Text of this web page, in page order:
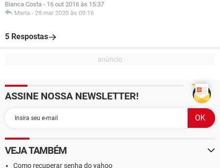
Bianca Costa - 16 out 2016 às 15:37
Maria - 28 mai 2020 às 09:16
5 Respostas
ASSINE NOSSA NEWSLETTER!
VEJA TAMBÉM
Como recuperar senha do yahoo